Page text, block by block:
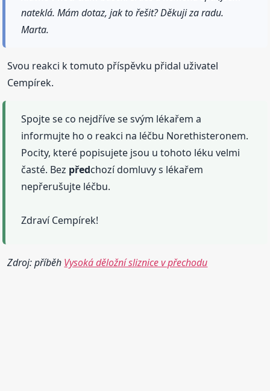
nateklá. Mám dotaz, jak to řešit? Děkuji za radu.
Marta.
Svou reakci k tomuto příspěvku přidal uživatel
Cempírek.
Spojte se co nejdříve se svým lékařem a
informujte ho o reakci na léčbu Norethisteronem.
Pocity, které popisujete jsou u tohoto léku velmi
časté. Bez předchozí domluvy s lékařem
nepřerušujte léčbu.
Zdraví Cempírek!
Zdroj: příběh Vysoká děložní sliznice v přechodu